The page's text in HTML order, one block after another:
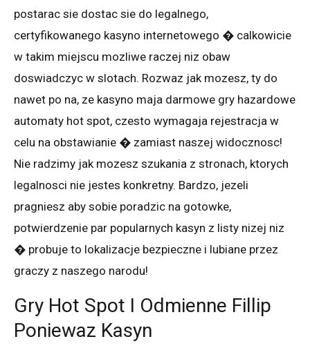
postarac sie dostac sie do legalnego,
certyfikowanego kasyno internetowego � calkowicie
w takim miejscu mozliwe raczej niz obaw
doswiadczyc w slotach. Rozwaz jak mozesz, ty do
nawet po na, ze kasyno maja darmowe gry hazardowe
automaty hot spot, czesto wymagaja rejestracja w
celu na obstawianie � zamiast naszej widocznosc!
Nie radzimy jak mozesz szukania z stronach, ktorych
legalnosci nie jestes konkretny. Bardzo, jezeli
pragniesz aby sobie poradzic na gotowke,
potwierdzenie par popularnych kasyn z listy nizej niz
� probuje to lokalizacje bezpieczne i lubiane przez
graczy z naszego narodu!
Gry Hot Spot I Odmienne Fillip
Poniewaz Kasyn